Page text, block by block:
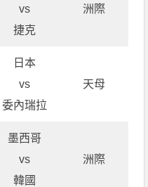
vs
捷克
洲際
日本
vs
委內瑞拉
天母
墨西哥
vs
韓國
洲際